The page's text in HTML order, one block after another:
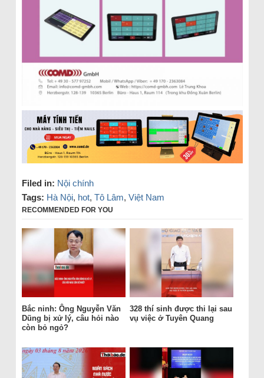
Filed in: Nội chính
Tags: Hà Nội, hot, Tô Lâm, Việt Nam
RECOMMENDED FOR YOU
Bắc ninh: Ông Nguyễn Văn
Dũng bị xử lý, câu hỏi nào
còn bỏ ngỏ?
328 thí sinh được thi lại sau
vụ việc ở Tuyên Quang